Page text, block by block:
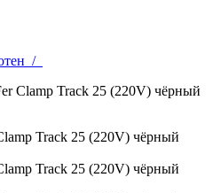
/
Clamp Track 25 (220V) чёрный